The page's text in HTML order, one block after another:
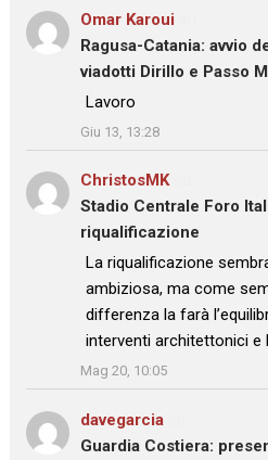
Omar Karoui
Ragusa-Catania: avvio
viadotti Dirillo e Passo
: “Lavoro
”
Giu 13, 13:28
ChristosMKsu
Stadio Centrale Foro
riqualificazione
: “La riqualificazione
ambiziosa, ma come
differenza la farà
interventi architettonici e
”
Mag 20, 10:05
davegarcia
Guardia Costiera: